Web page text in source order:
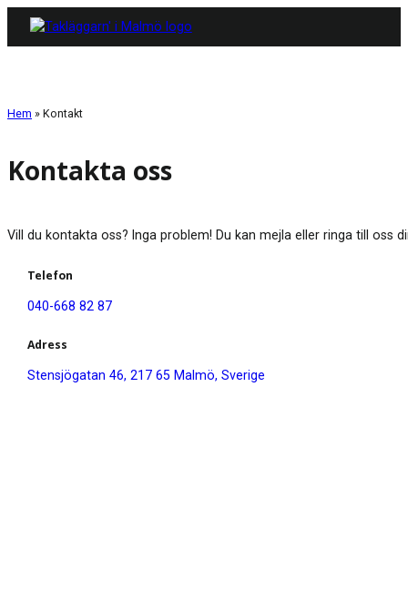
Hem » Kontakt
Kontakta oss
Vill du kontakta oss? Inga problem! Du kan mejla eller ringa till
Telefon
040-668 82 87
Adress
Stensjögatan 46, 217 65 Malmö, Sverige